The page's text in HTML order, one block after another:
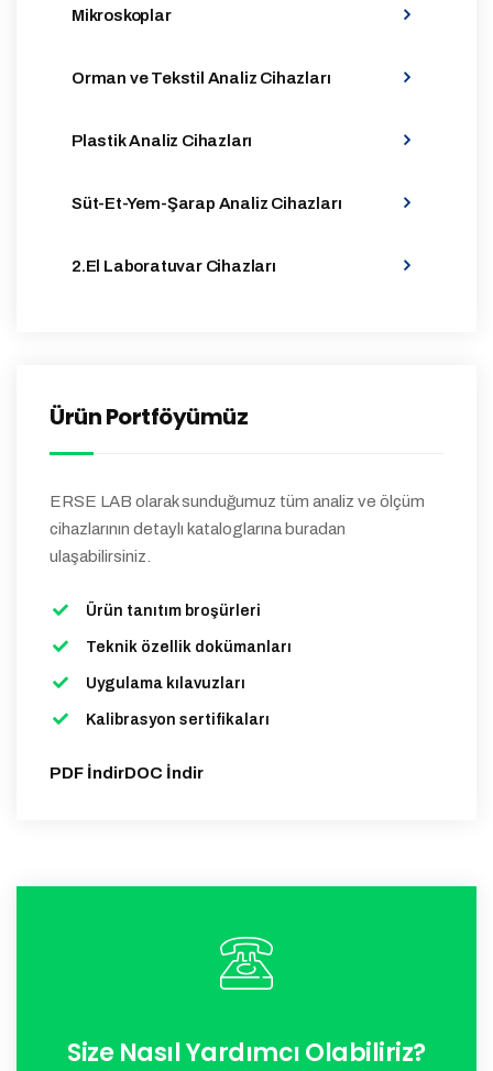
Mikroskoplar
Orman ve Tekstil Analiz Cihazları
Plastik Analiz Cihazları
Süt-Et-Yem-Şarap Analiz Cihazları
2.El Laboratuvar Cihazları
Ürün Portföyümüz
ERSE LAB olarak sunduğumuz tüm analiz ve ölçüm
cihazlarının detaylı kataloglarına buradan
ulaşabilirsiniz.
Ürün tanıtım broşürleri
Teknik özellik dokümanları
Uygulama kılavuzları
Kalibrasyon sertifikaları
PDF İndirDOC İndir
Size Nasıl Yardımcı Olabiliriz?